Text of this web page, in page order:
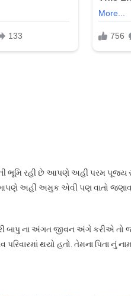
રહી છે આપણે અહીં પરમ પૂજ્ય સંત
અહીં અમુક એવી પણ વાતો
ના અંગત જીવન અંગે કરીએ તો
થયો હતો. તેમના પિતા નું